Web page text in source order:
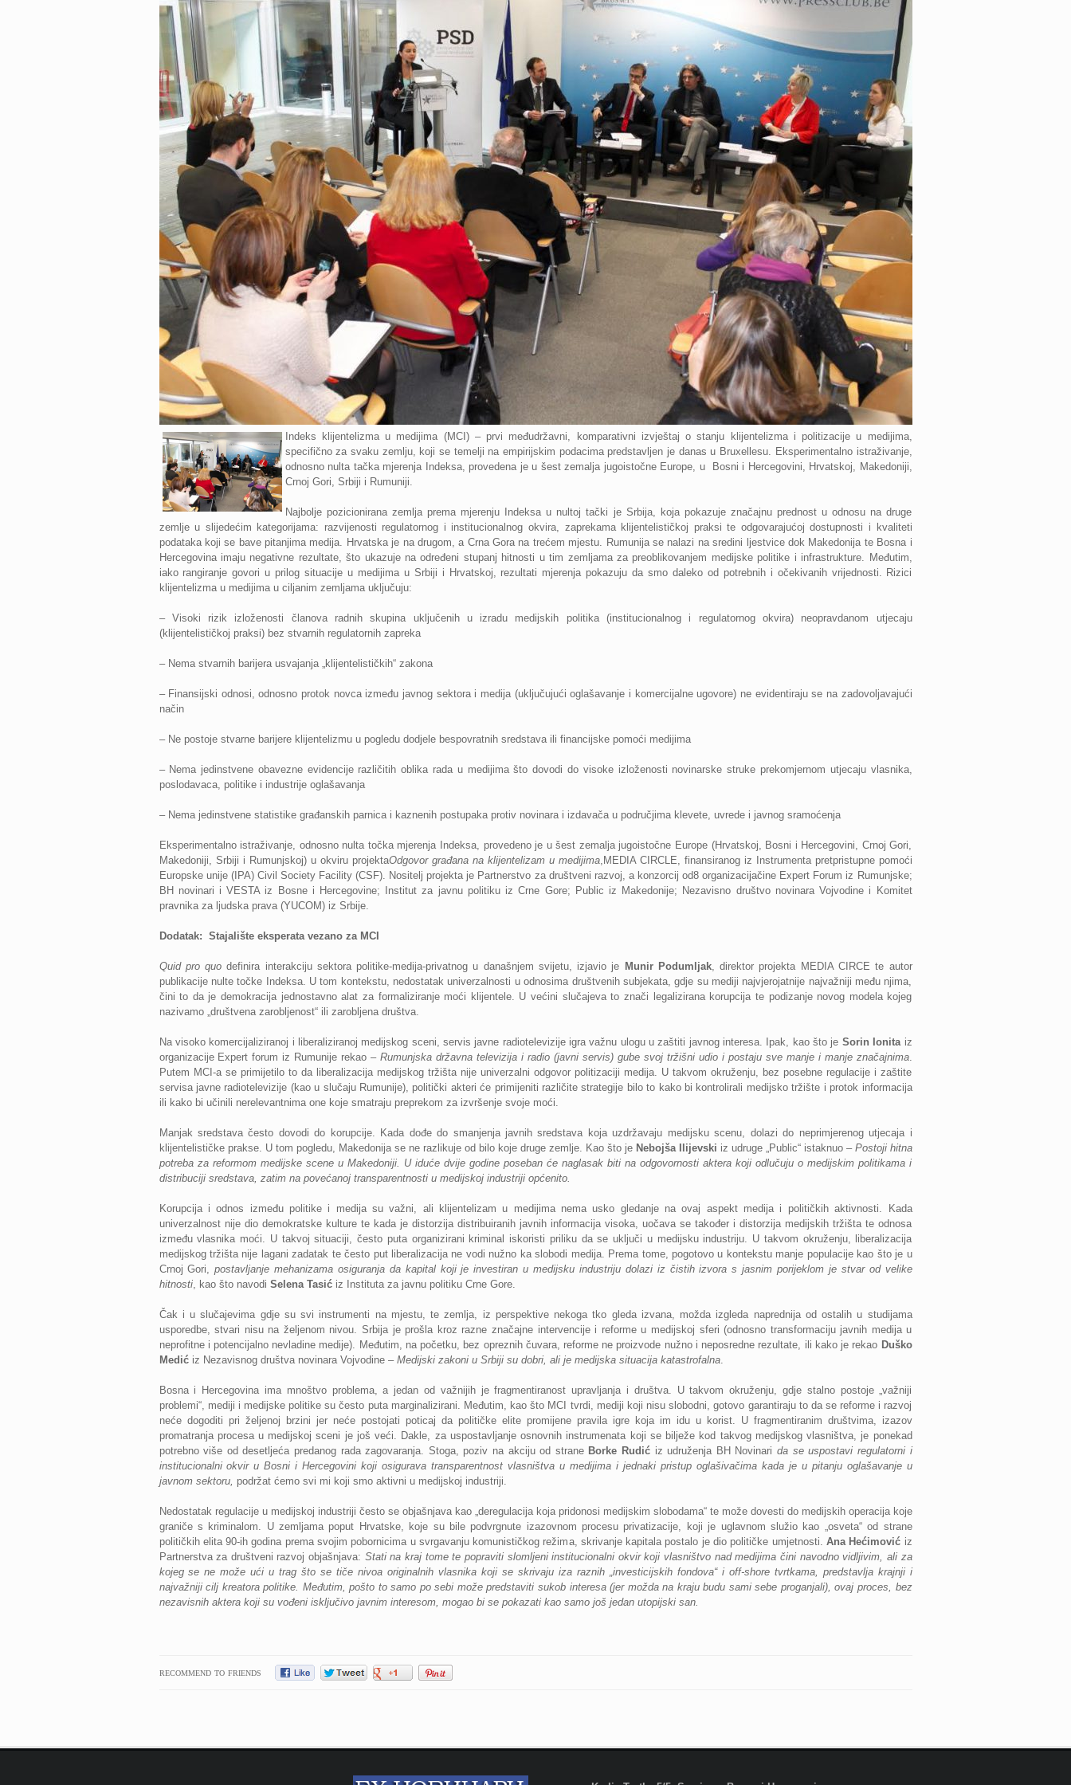
Indeks klijentelizma u medijima (MCI) – prvi međudržavni, komparativni izvještaj o stanju klijentelizma i politizacije u medijima,
specifično za svaku zemlju, koji se temelji na empirijskim podacima predstavljen je danas u Bruxellesu. Eksperimentalno istraživanje,
odnosno nulta tačka mjerenja Indeksa, provedena je u šest zemalja jugoistočne Europe, u Bosni i Hercegovini, Hrvatskoj, Makedoniji,
Crnoj Gori, Srbiji i Rumuniji.
Najbolje pozicionirana zemlja prema mjerenju Indeksa u nultoj tački je Srbija, koja pokazuje značajnu prednost u odnosu na druge
zemlje u slijedećim kategorijama: razvijenosti regulatornog i institucionalnog okvira, zaprekama klijentelističkoj praksi te odgovarajućoj dostupnosti i kvaliteti
podataka koji se bave pitanjima medija. Hrvatska je na drugom, a Crna Gora na trećem mjestu. Rumunija se nalazi na sredini ljestvice dok Makedonija te Bosna i
Hercegovina imaju negativne rezultate, što ukazuje na određeni stupanj hitnosti u tim zemljama za preoblikovanjem medijske politike i infrastrukture. Međutim,
iako rangiranje govori u prilog situacije u medijima u Srbiji i Hrvatskoj, rezultati mjerenja pokazuju da smo daleko od potrebnih i očekivanih vrijednosti. Rizici
klijentelizma u medijima u ciljanim zemljama uključuju:
– Visoki rizik izloženosti članova radnih skupina uključenih u izradu medijskih politika (institucionalnog i regulatornog okvira) neopravdanom utjecaju
(klijentelističkoj praksi) bez stvarnih regulatornih zapreka
– Nema stvarnih barijera usvajanja „klijentelističkih“ zakona
– Finansijski odnosi, odnosno protok novca između javnog sektora i medija (uključujući oglašavanje i komercijalne ugovore) ne evidentiraju se na zadovoljavajući
način
– Ne postoje stvarne barijere klijentelizmu u pogledu dodjele bespovratnih sredstava ili financijske pomoći medijima
– Nema jedinstvene obavezne evidencije različitih oblika rada u medijima što dovodi do visoke izloženosti novinarske struke prekomjernom utjecaju vlasnika,
poslodavaca, politike i industrije oglašavanja
– Nema jedinstvene statistike građanskih parnica i kaznenih postupaka protiv novinara i izdavača u područjima klevete, uvrede i javnog sramoćenja
Eksperimentalno istraživanje, odnosno nulta točka mjerenja Indeksa, provedeno je u šest zemalja jugoistočne Europe (Hrvatskoj, Bosni i Hercegovini, Crnoj Gori,
Makedoniji, Srbiji i Rumunjskoj) u okviru projektaOdgovor građana na klijentelizam u medijima, MEDIA CIRCLE, finansiranog iz Instrumenta pretpristupne pomoći
Europske unije (IPA) Civil Society Facility (CSF). Nositelj projekta je Partnerstvo za društveni razvoj, a konzorcij od8 organizacijačine Expert Forum iz Rumunjske;
BH novinari i VESTA iz Bosne i Hercegovine; Institut za javnu politiku iz Crne Gore; Public iz Makedonije; Nezavisno društvo novinara Vojvodine i Komitet
pravnika za ljudska prava (YUCOM) iz Srbije.
Dodatak: Stajalište eksperata vezano za MCI
Quid pro quo definira interakciju sektora politike-medija-privatnog u današnjem svijetu, izjavio je Munir Podumljak,direktor projekta MEDIA CIRCE te autor
publikacije nulte točke Indeksa. U tom kontekstu, nedostatak univerzalnosti u odnosima društvenih subjekata, gdje su mediji najvjerojatnije najvažniji među njima,
čini to da je demokracija jednostavno alat za formaliziranje moći klijentele. U većini slučajeva to znači legalizirana korupcija te podizanje novog modela kojeg
nazivamo „društvena zarobljenost“ ili zarobljena društva.
Na visoko komercijaliziranoj i liberaliziranoj medijskog sceni, servis javne radiotelevizije igra važnu ulogu u zaštiti javnog interesa. Ipak, kao što je Sorin Ionitaiz
organizacije Expert forum iz Rumunije rekao –Rumunjska državna televizija i radio (javni servis) gube svoj tržišni udio i postaju sve manje i manje značajnima.
Putem MCI-a se primijetilo to da liberalizacija medijskog tržišta nije univerzalni odgovor politizaciji medija. U takvom okruženju, bez posebne regulacije i zaštite
servisa javne radiotelevizije (kao u slučaju Rumunije), politički akteri će primijeniti različite strategije bilo to kako bi kontrolirali medijsko tržište i protok informacija
ili kako bi učinili nerelevantnima one koje smatraju preprekom za izvršenje svoje moći.
Manjak sredstava često dovodi do korupcije. Kada dođe do smanjenja javnih sredstava koja uzdržavaju medijsku scenu, dolazi do neprimjerenog utjecaja i
klijentelističke prakse. U tom pogledu, Makedonija se ne razlikuje od bilo koje druge zemlje. Kao što je Nebojša Ilijevski iz udruge „Public“ istaknuo – Postoji hitna
potreba za reformom medijske scene u Makedoniji. U iduće dvije godine poseban će naglasak biti na odgovornosti aktera koji odlučuju o medijskim politikama i
distribuciji sredstava, zatim na povećanoj transparentnosti u medijskoj industriji općenito.
Korupcija i odnos između politike i medija su važni, ali klijentelizam u medijima nema usko gledanje na ovaj aspekt medija i političkih aktivnosti. Kada
univerzalnost nije dio demokratske kulture te kada je distorzija distribuiranih javnih informacija visoka, uočava se također i distorzija medijskih tržišta te odnosa
između vlasnika moći. U takvoj situaciji, često puta organizirani kriminal iskoristi priliku da se uključi u medijsku industriju. U takvom okruženju, liberalizacija
medijskog tržišta nije lagani zadatak te često put liberalizacija ne vodi nužno ka slobodi medija. Prema tome, pogotovo u kontekstu manje populacije kao što je u
Crnoj Gori,postavljanje mehanizama osiguranja da kapital koji je investiran u medijsku industriju dolazi iz čistih izvora s jasnim porijeklom je stvar od velike
hitnosti, kao što navodi Selena Tasićiz Instituta za javnu politiku Crne Gore.
Čak i u slučajevima gdje su svi instrumenti na mjestu, te zemlja, iz perspektive nekoga tko gleda izvana, možda izgleda naprednija od ostalih u studijama
usporedbe, stvari nisu na željenom nivou. Srbija je prošla kroz razne značajne intervencije i reforme u medijskoj sferi (odnosno transformaciju javnih medija u
neprofitne i potencijalno nevladine medije). Međutim, na početku, bez opreznih čuvara, reforme ne proizvode nužno i neposredne rezultate, ili kako je rekao Duško
Medićiz Nezavisnog društva novinara Vojvodine – Medijski zakoni u Srbiji su dobri, ali je medijska situacija katastrofalna.
Bosna i Hercegovina ima mnoštvo problema, a jedan od važnijih je fragmentiranost upravljanja i društva. U takvom okruženju, gdje stalno postoje „važniji
problemi“, mediji i medijske politike su često puta marginalizirani. Međutim, kao što MCI tvrdi, mediji koji nisu slobodni, gotovo garantiraju to da se reforme i razvoj
neće dogoditi pri željenoj brzini jer neće postojati poticaj da političke elite promijene pravila igre koja im idu u korist. U fragmentiranim društvima, izazov
promatranja procesa u medijskoj sceni je još veći. Dakle, za uspostavljanje osnovnih instrumenata koji se bilježe kod takvog medijskog vlasništva, je ponekad
potrebno više od desetljeća predanog rada zagovaranja. Stoga, poziv na akciju od strane Borke Rudić iz udruženja BH Novinarida se uspostavi regulatorni i
institucionalni okvir u Bosni i Hercegovini koji osigurava transparentnost vlasništva u medijima i jednaki pristup oglašivačima kada je u pitanju oglašavanje u
javnom sektoru, podržat ćemo svi mi koji smo aktivni u medijskoj industriji.
Nedostatak regulacije u medijskoj industriji često se objašnjava kao „deregulacija koja pridonosi medijskim slobodama“ te može dovesti do medijskih operacija koje
graniče s kriminalom. U zemljama poput Hrvatske, koje su bile podvrgnute izazovnom procesu privatizacije, koji je uglavnom služio kao „osveta“ od strane
političkih elita 90-ih godina prema svojim pobornicima u svrgavanju komunističkog režima, skrivanje kapitala postalo je dio političke umjetnosti. Ana Hećimović iz
Partnerstva za društveni razvoj objašnjava: Stati na kraj tome te popraviti slomljeni institucionalni okvir koji vlasništvo nad medijima čini navodno vidljivim, ali za
kojeg se ne može ući u trag što se tiče nivoa originalnih vlasnika koji se skrivaju iza raznih „investicijskih fondova“ i off-shore tvrtkama, predstavlja krajnji i
najvažniji cilj kreatora politike. Međutim, pošto to samo po sebi može predstaviti sukob interesa (jer možda na kraju budu sami sebe proganjali), ovaj proces, bez
nezavisnih aktera koji su vođeni isključivo javnim interesom, mogao bi se pokazati kao samo još jedan utopijski san.
RECOMMEND TO FRIENDS